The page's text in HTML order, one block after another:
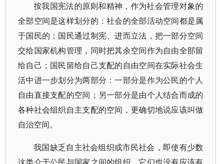
按我国宪法的原则和精神，作为社会管理对象的
全部空间是这样划分的：社会的全部活动空间都是属
于国民的；国民通过制宪、进而立法，把一部分空间
交给国家机构管理，同时把其余空间作为自由全部留
给自己；国民留给自己支配的自由空间在实际社会生
活中进一步划分为两部分：一部分是作为公民的个人
自由直接支配的空间；另一部分是由个人结合而成的
各种社会组织自主支配的空间，更确切地说应该叫做
自治空间。
我国缺乏自主社会组织或市民社会，即使有少数